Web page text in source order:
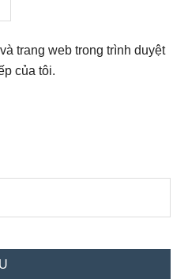
trang web trong trình duyệt
của tôi.